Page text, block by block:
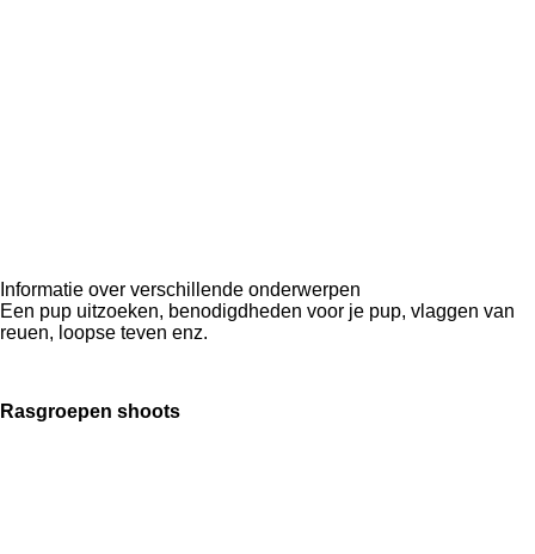
Informatie over verschillende onderwerpen
Een pup uitzoeken, benodigdheden voor je pup, vlaggen van
reuen, loopse teven enz.
Rasgroepen shoots